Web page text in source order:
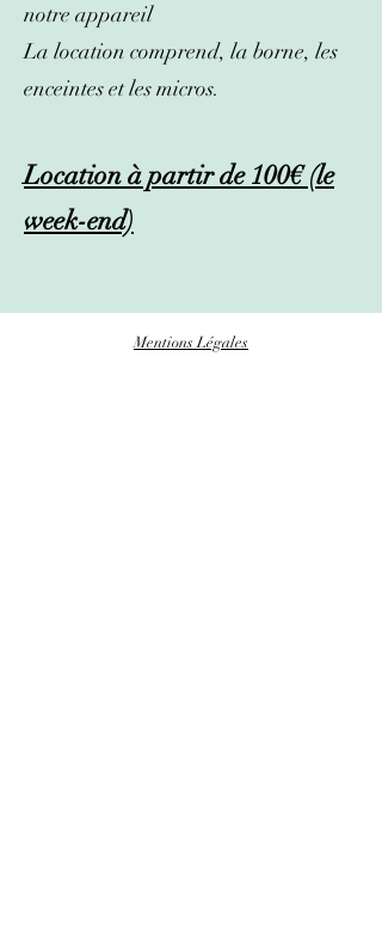
notre appareil
La location comprend, la borne, les
enceintes et les micros.
Location à partir de 100€ (le
week-end)
Mentions Légales